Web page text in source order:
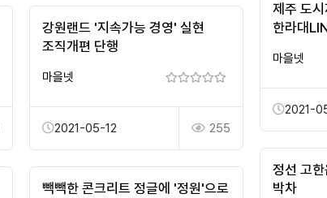
제주 도
한라대
마을넷
2021-
강원랜드 '지속가능 경영' 실현
조직개편 단행
마을넷
2021-05-12 255
정선 고
박차
빽빽한 콘크리트 정글에 '정원'으로